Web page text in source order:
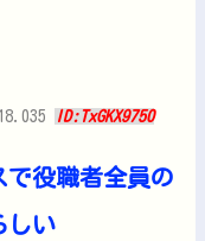
ID:TxGKX9750
役職者全員の
しい